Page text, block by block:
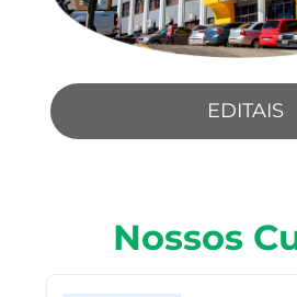
EDITAIS
Nossos